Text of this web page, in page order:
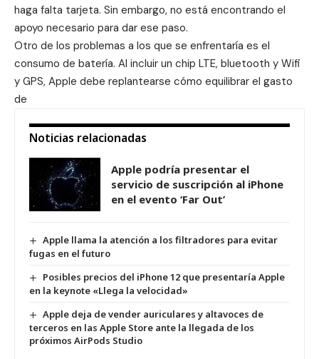
haga falta tarjeta. Sin embargo, no está encontrando el
apoyo necesario para dar ese paso.
Otro de los problemas a los que se enfrentaría es el
consumo de batería. Al incluir un chip LTE, bluetooth y Wifi
y GPS, Apple debe replantearse cómo equilibrar el gasto
de
Noticias relacionadas
Apple podría presentar el
servicio de suscripción al iPhone
en el evento ‘Far Out’
Apple llama la atención a los filtradores para evitar
fugas en el futuro
Posibles precios del iPhone 12 que presentaría Apple
en la keynote «Llega la velocidad»
Apple deja de vender auriculares y altavoces de
terceros en las Apple Store ante la llegada de los
próximos AirPods Studio